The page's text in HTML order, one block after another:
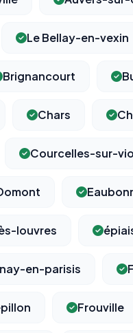
Le Bellay-en-vexin
Brignancourt
Chars
Courcelles-sur-
louvres
en-parisis
Frouville
Cookies essentiels
être désactivés.
Cookies analytiques
(pages visitées, durée de visite)
via Google